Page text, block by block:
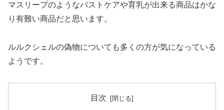
マスリープのようなバストケアや育乳が出来る商品はかな
り有難い商品だと思います。
ルルクシェルの偽物についても多くの方が気になっている
ようです。
目次